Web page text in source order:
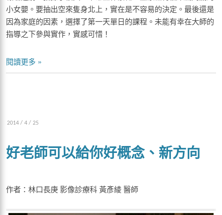
小女嬰。要抽出空來隻身北上，實在是不容易的決定。最後還是
因為家庭的因素，選擇了第一天單日的課程。未能有幸在大師的
指導之下參與實作，實感可惜！
閱讀更多 »
2014 / 4 / 25
好老師可以給你好概念、新方向
作者：林口長庚 影像診療科 黃彥綾 醫師